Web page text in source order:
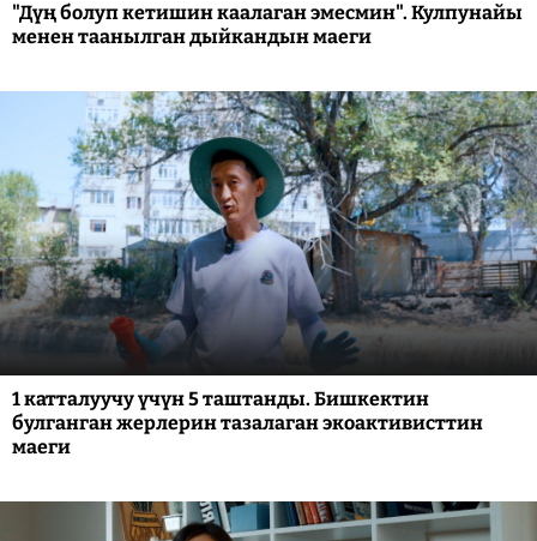
"Дүң болуп кетишин каалаган эмесмин". Кулпунайы
менен таанылган дыйкандын маеги
1 катталуучу үчүн 5 таштанды. Бишкектин
булганган жерлерин тазалаган экоактивисттин
маеги